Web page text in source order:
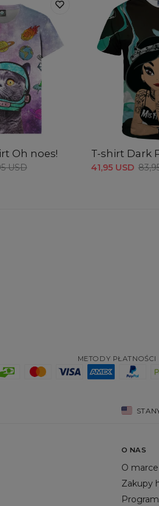
Oh noes!
USD
T-shirt Dark
41,95 USD
METODY PŁATNOŚCI
O NAS
O marce
Zakupy